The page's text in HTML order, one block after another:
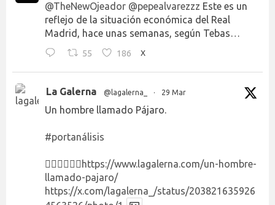
@TheNewOjeador @pepealvarezzz Este es un
reflejo de la situación económica del Real
Madrid, hace unas semanas, según Tebas…
55 186 X
La Galerna @lagalerna_ · 29 Mar
Un hombre llamado Pájaro.
#portanálisis
👉🏻👉🏻👉🏻 https://www.lagalerna.com/un-hombre-
llamado-pajaro/
https://x.com/lagalerna_/status/203821635926